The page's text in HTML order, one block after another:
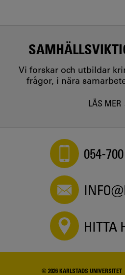
Vi forskar och utbildar
frågor, i nära
LÄS MER
054-
HITTA
© 2026 KARLSTADS UNIVERSITET